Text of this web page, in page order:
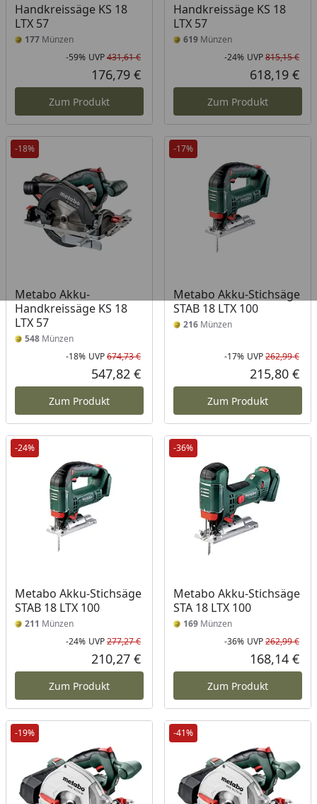
Handkreissäge KS 18
LTX 57
177 Münzen
Rabatt in Prozent
-59%
Ursprünglicher Preis
UVP431,61 €
Aktueller Preis
176,79 €
Zum Produkt
Handkreissäge KS 18
LTX 57
619Münzen
-24% UVP815,15 €
618,19 €
Zum Produkt
-18%
Metabo Akku-
Handkreissäge KS 18
LTX 57
548 Münzen
Rabatt in Prozent
-18%
Ursprünglicher Preis
UVP674,73 €
Aktueller Preis
547,82 €
Zum Produkt
-17%
Metabo Akku-Stichsäge
STAB 18 LTX 100
216Münzen
-17% UVP262,99 €
215,80 €
Zum Produkt
-24%
Metabo Akku-Stichsäge
STAB 18 LTX 100
211 Münzen
Rabatt in Prozent
-24%
Ursprünglicher Preis
UVP277,27 €
Aktueller Preis
210,27 €
Zum Produkt
-36%
Metabo Akku-Stichsäge
STA 18 LTX 100
169Münzen
-36% UVP262,99 €
168,14 €
Zum Produkt
-19% -41%